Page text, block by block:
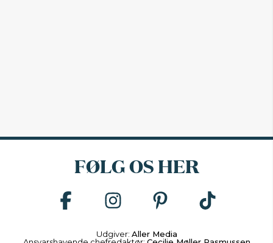
FØLG OS HER
Udgiver: Aller Media